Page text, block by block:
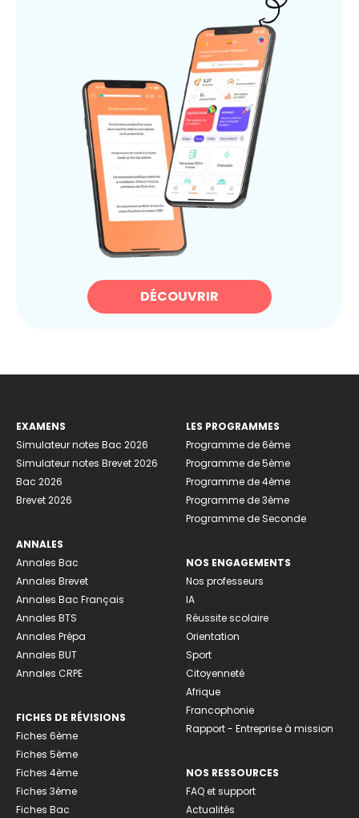
DÉCOUVRIR
EXAMENS
Simulateur notes Bac 2026
Simulateur notes Brevet 2026
Bac 2026
Brevet 2026
ANNALES
Annales Bac
Annales Brevet
Annales Bac Français
Annales BTS
Annales Prépa
Annales BUT
Annales CRPE
FICHES DE RÉVISIONS
Fiches 6ème
Fiches 5ème
Fiches 4ème
Fiches 3ème
Fiches Bac
LES PROGRAMMES
Programme de 6ème
Programme de 5ème
Programme de 4ème
Programme de 3ème
Programme de Seconde
NOS ENGAGEMENTS
Nos professeurs
IA
Réussite scolaire
Orientation
Sport
Citoyenneté
Afrique
Francophonie
Rapport - Entreprise à mission
NOS RESSOURCES
FAQ et support
Actualités